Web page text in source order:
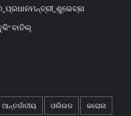
ବାତିଲ୍
ଆନ୍ତର୍ଜାତୀୟ ଓଲିଉଡ କରୋନା